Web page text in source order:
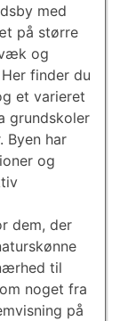
med
på større
og
finder du
et varieret
grundskoler
Byen har
og
dem, der
til
noget fra
på